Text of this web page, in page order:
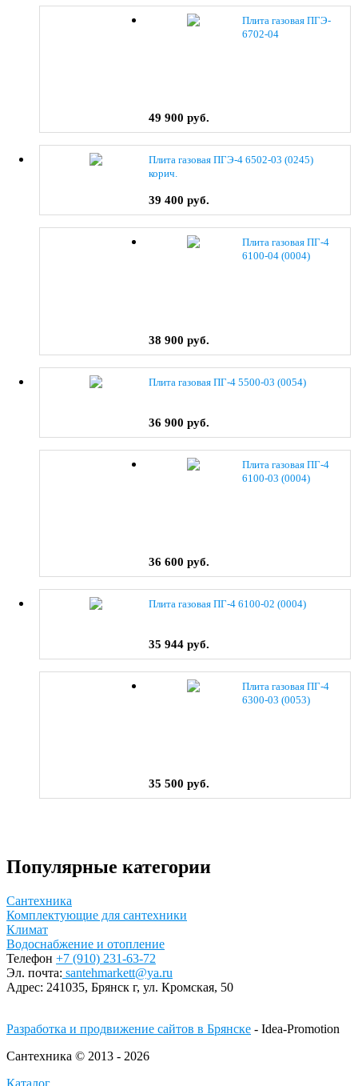
Плита газовая ПГЭ-
6702-04
49 900 руб.
Плита газовая ПГЭ-4 6502-03 (0245)
корич.
39 400 руб.
Плита газовая ПГ-4
6100-04 (0004)
38 900 руб.
Плита газовая ПГ-4 5500-03 (0054)
36 900 руб.
Плита газовая ПГ-4
6100-03 (0004)
36 600 руб.
Плита газовая ПГ-4 6100-02 (0004)
35 944 руб.
Плита газовая ПГ-4
6300-03 (0053)
35 500 руб.
Популярные категории
Сантехника
Комплектующие для сантехники
Климат
Водоснабжение и отопление
Телефон +7 (910) 231-63-72
Эл. почта: santehmarkett@ya.ru
Адрес: 241035, Брянск г, ул. Кромская, 50
Разработка и продвижение сайтов в Брянске - Idea-Promotion
Сантехника © 2013 - 2026
Каталог